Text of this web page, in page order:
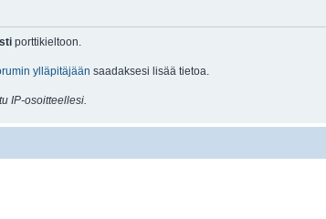
porttikieltoon.
ylläpitäjään saadaksesi lisää tietoa.
IP-osoitteellesi.